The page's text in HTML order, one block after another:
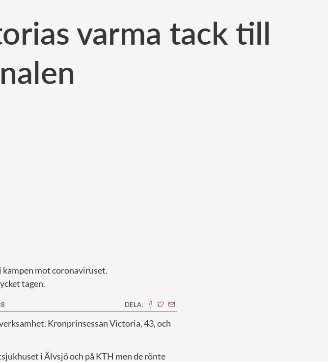
varma tack till
mot coronaviruset.
tagen.
DELA:
Kronprinsessan Victoria, 43, och
i Älvsjö och på KTH men de rönte